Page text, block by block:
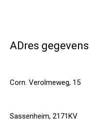
ADres gegevens
Corn. Verolmeweg, 15
Sassenheim, 2171KV